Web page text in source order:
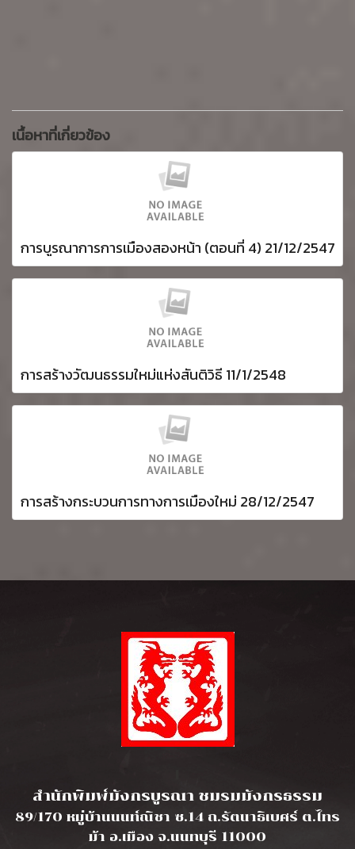
เนื้อหาที่เกี่ยวข้อง
การบูรณาการการเมืองสองหน้า (ตอนที่ 4) 21/12/2547
การสร้างวัฒนธรรมใหม่แห่งสันติวิธี 11/1/2548
การสร้างกระบวนการทางการเมืองใหม่ 28/12/2547
สำนักพิมพ์มังกรบูรณา ชมรมมังกรธรรม
89/170 หมู่บ้านนนท์ณิชา ซ.14 ถ.รัตนาธิเบศร์ ต.ไทร
ม้า อ.เมือง จ.นนทบุรี 11000